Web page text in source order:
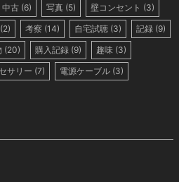
中古 (6) 写真 (5) 壁コンセント (3)
(2) 考察 (14) 自宅試聴 (3) 記録 (9)
(20) 購入記録 (9) 趣味 (3)
サリー (7) 電源ケーブル (3)